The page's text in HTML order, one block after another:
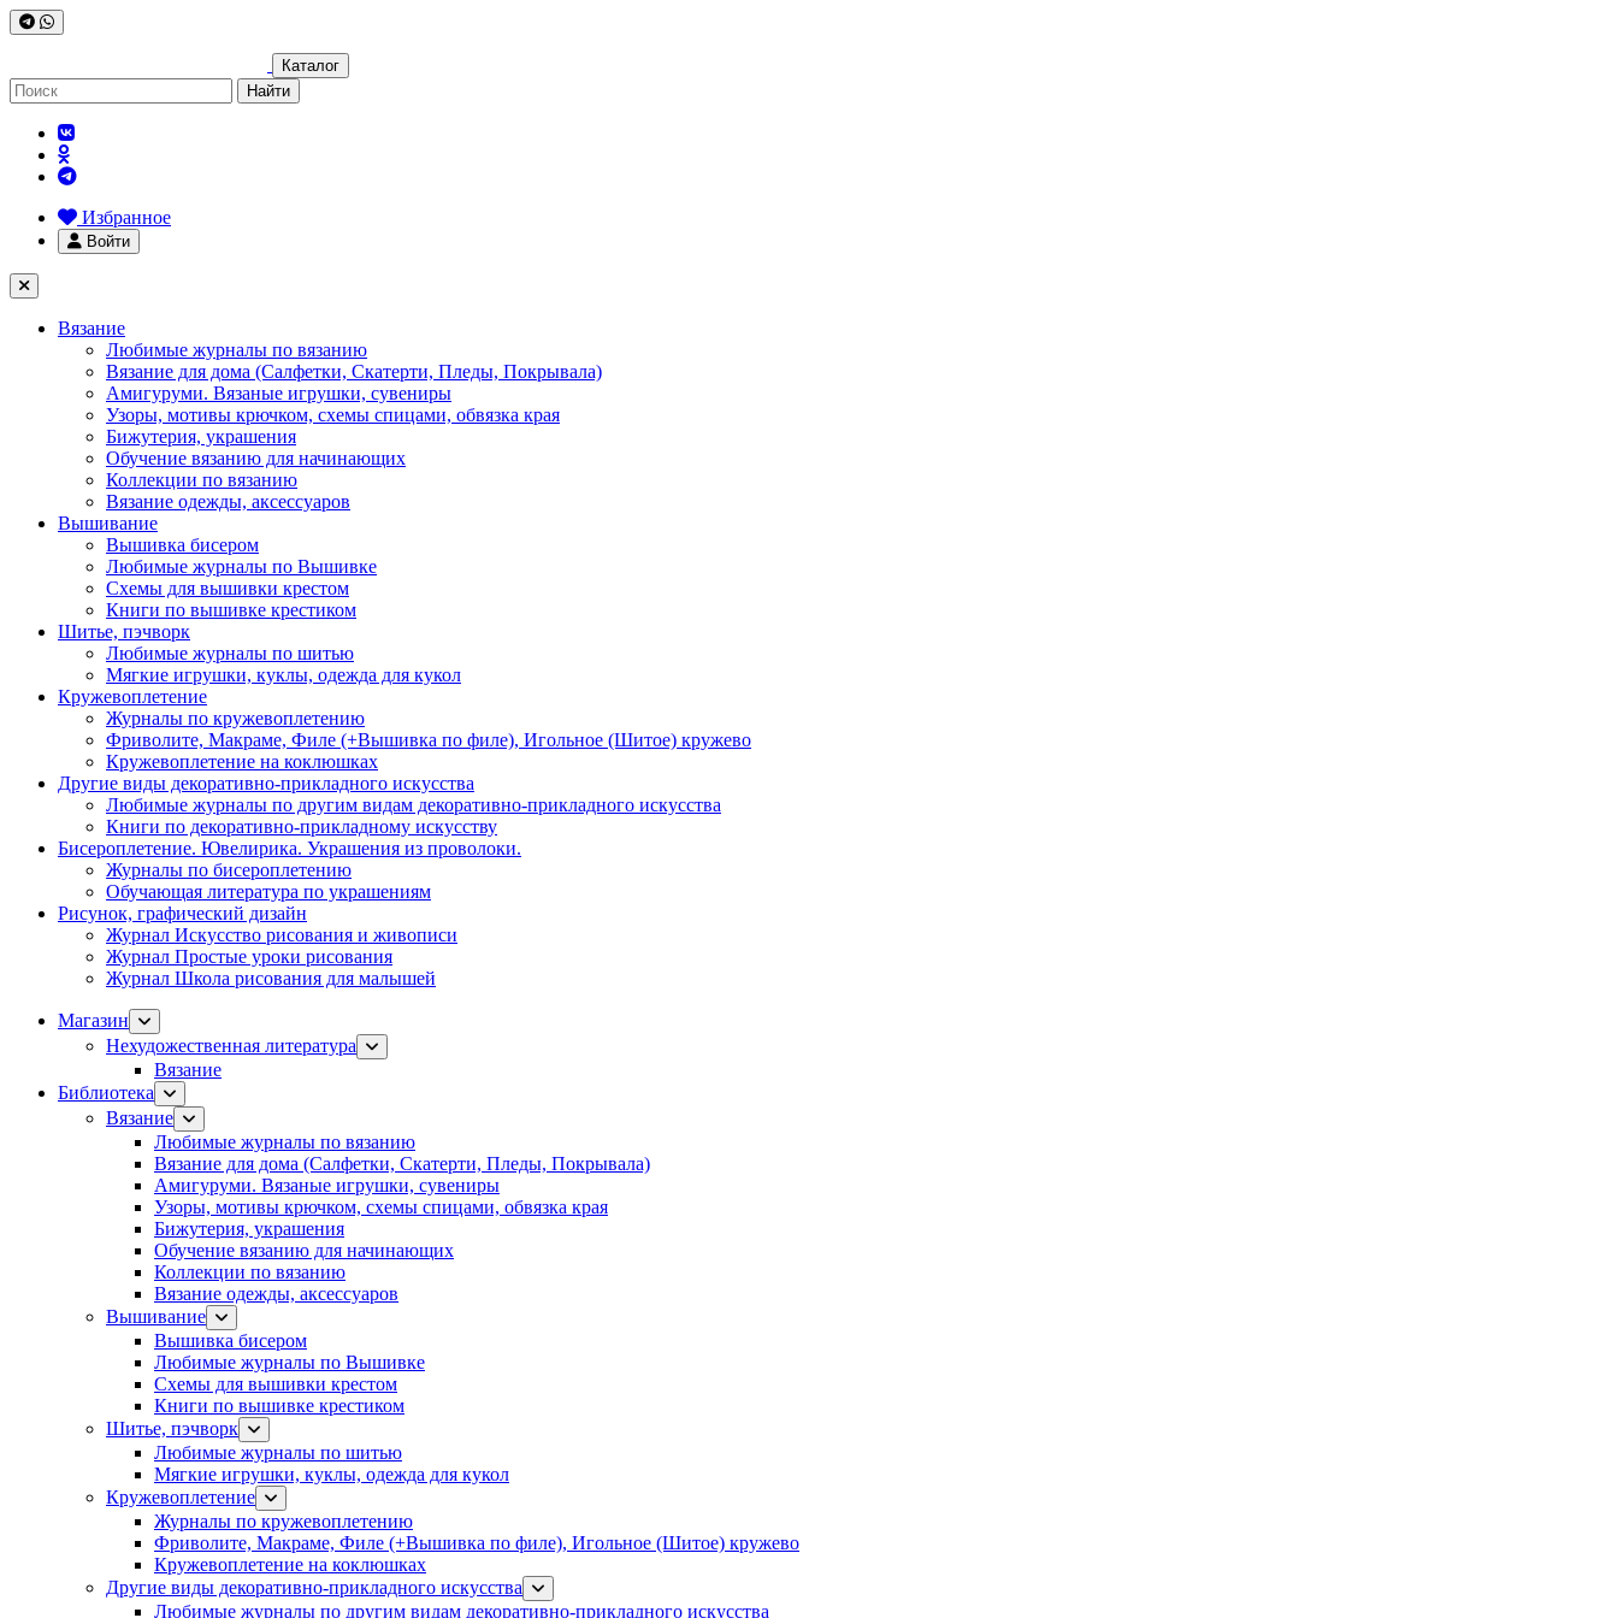
Каталог
Найти
Избранное
Войти
Вязание
Любимые журналы по вязанию
Вязание для дома (Салфетки, Скатерти, Пледы, Покрывала)
Амигуруми. Вязаные игрушки, сувениры
Узоры, мотивы крючком, схемы спицами, обвязка края
Бижутерия, украшения
Обучение вязанию для начинающих
Коллекции по вязанию
Вязание одежды, аксессуаров
Вышивание
Вышивка бисером
Любимые журналы по Вышивке
Схемы для вышивки крестом
Книги по вышивке крестиком
Шитье, пэчворк
Любимые журналы по шитью
Мягкие игрушки, куклы, одежда для кукол
Кружевоплетение
Журналы по кружевоплетению
Фриволите, Макраме, Филе (+Вышивка по филе), Игольное (Шитое) кружево
Кружевоплетение на коклюшках
Другие виды декоративно-прикладного искусства
Любимые журналы по другим видам декоративно-прикладного искусства
Книги по декоративно-прикладному искусству
Бисероплетение. Ювелирика. Украшения из проволоки.
Журналы по бисероплетению
Обучающая литература по украшениям
Рисунок, графический дизайн
Журнал Искусство рисования и живописи
Журнал Простые уроки рисования
Журнал Школа рисования для малышей
Магазин
Нехудожественная литература
Вязание
Библиотека
Вязание
Любимые журналы по вязанию
Вязание для дома (Салфетки, Скатерти, Пледы, Покрывала)
Амигуруми. Вязаные игрушки, сувениры
Узоры, мотивы крючком, схемы спицами, обвязка края
Бижутерия, украшения
Обучение вязанию для начинающих
Коллекции по вязанию
Вязание одежды, аксессуаров
Вышивание
Вышивка бисером
Любимые журналы по Вышивке
Схемы для вышивки крестом
Книги по вышивке крестиком
Шитье, пэчворк
Любимые журналы по шитью
Мягкие игрушки, куклы, одежда для кукол
Кружевоплетение
Журналы по кружевоплетению
Фриволите, Макраме, Филе (+Вышивка по филе), Игольное (Шитое) кружево
Кружевоплетение на коклюшках
Другие виды декоративно-прикладного искусства
Любимые журналы по другим видам декоративно-прикладного искусства